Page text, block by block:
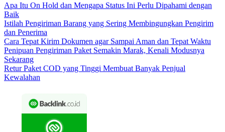
Apa Itu On Hold dan Mengapa Status Ini Perlu Dipahami dengan
Baik
Istilah Pengiriman Barang yang Sering Membingungkan Pengirim
dan Penerima
Cara Tepat Kirim Dokumen agar Sampai Aman dan Tepat Waktu
Penipuan Pengiriman Paket Semakin Marak, Kenali Modusnya
Sekarang
Retur Paket COD yang Tinggi Membuat Banyak Penjual
Kewalahan